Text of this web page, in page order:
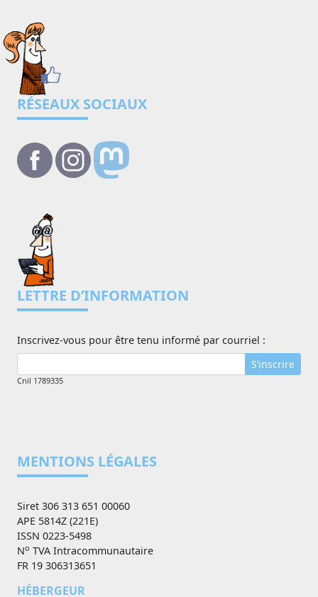
RÉSEAUX SOCIAUX
LETTRE D’INFORMATION
Inscrivez-vous pour être tenu informé par courriel :
S’inscrire
Cnil 1789335
MENTIONS LÉGALES
Siret 306 313 651 00060
APE 5814Z (221E)
ISSN 0223-5498
No TVA Intracommunautaire
FR 19 306313651
HÉBERGEUR